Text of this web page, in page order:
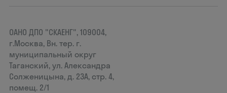
ОАНО ДПО "СКАЕНГ", 109004,
г.Москва, Вн. тер. г.
муниципальный округ
Таганский, ул. Александра
Солженицына, д. 23А, стр. 4,
помещ. 2/1